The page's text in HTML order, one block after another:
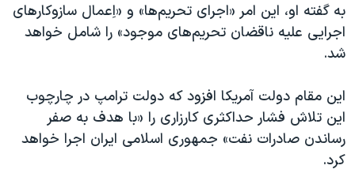
به گفته او، این امر «اجرای تحریم‌ها» و «اِعمال سازوکارهای
اجرایی علیه ناقضان تحریم‌های موجود» را شامل خواهد
شد.
این مقام دولت آمریکا افزود که دولت ترامپ در چارچوب
این تلاش فشار حداکثری کارزاری را «با هدف به صفر
رساندن صادرات نفت» جمهوری اسلامی ایران اجرا خواهد
کرد.